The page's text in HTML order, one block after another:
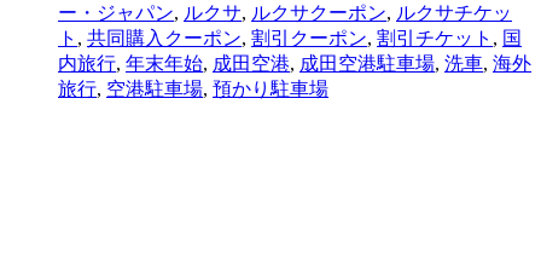
ー・ジャパン, ルクサ, ルクサクーポン, ルクサチケッ
ト , 共同購入クーポン, 割引クーポン, 割引チケット , 国
内旅行, 年末年始, 成田空港, 成田空港駐車場, 洗車, 海外
旅行, 空港駐車場, 預かり駐車場